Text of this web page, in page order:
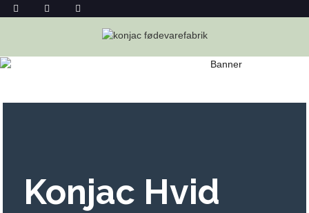
HVIDE KIDNEYBØNNE GUMMY SUKKER
SLIK ENGROS
Konjac Hvid